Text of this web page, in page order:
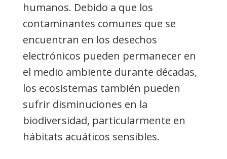
humanos. Debido a que los
contaminantes comunes que se
encuentran en los desechos
electrónicos pueden permanecer en
el medio ambiente durante décadas,
los ecosistemas también pueden
sufrir disminuciones en la
biodiversidad, particularmente en
hábitats acuáticos sensibles.